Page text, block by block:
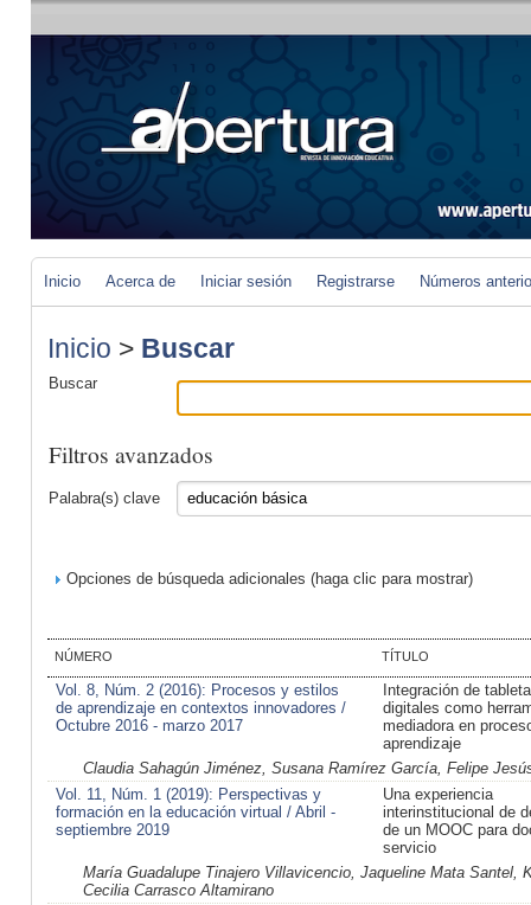
Inicio Acerca de Iniciar sesión Registrarse Números
Inicio > Buscar
Buscar
Filtros avanzados
Palabra(s) clave
Opciones de búsqueda adicionales (haga clic para mostrar)
NÚMERO TÍTULO
Vol. 8, Núm. 2 (2016): Procesos y estilos
de aprendizaje en contextos innovadores /
Octubre 2016 - marzo 2017
Integración de
digitales como
mediadora en
aprendizaje
Claudia Sahagún Jiménez, Susana Ramírez García, Felipe
Vol. 11, Núm. 1 (2019): Perspectivas y
formación en la educación virtual / Abril -
septiembre 2019
Una experiencia
interinstitucional de
de un MOOC para
servicio
María Guadalupe Tinajero Villavicencio, Jaqueline Mata Santel,
Cecilia Carrasco Altamirano